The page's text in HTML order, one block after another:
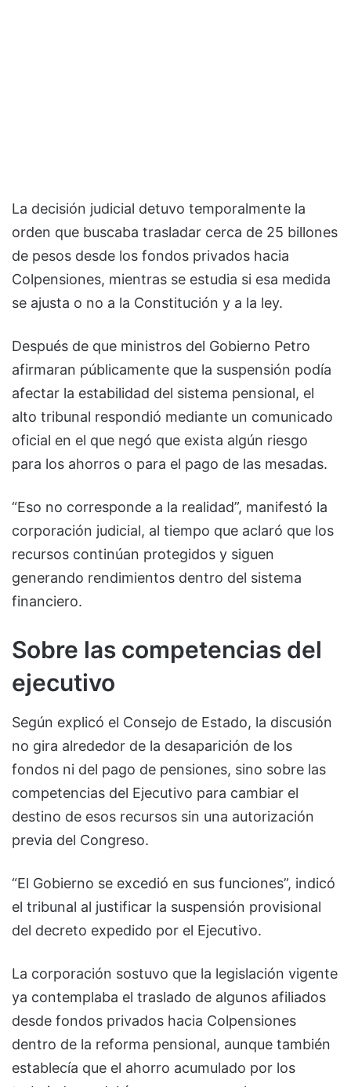
La decisión judicial detuvo temporalmente la
orden que buscaba trasladar cerca de 25 billones
de pesos desde los fondos privados hacia
Colpensiones, mientras se estudia si esa medida
se ajusta o no a la Constitución y a la ley.
Después de que ministros del Gobierno Petro
afirmaran públicamente que la suspensión podía
afectar la estabilidad del sistema pensional, el
alto tribunal respondió mediante un comunicado
oficial en el que negó que exista algún riesgo
para los ahorros o para el pago de las mesadas.
“Eso no corresponde a la realidad”, manifestó la
corporación judicial, al tiempo que aclaró que los
recursos continúan protegidos y siguen
generando rendimientos dentro del sistema
financiero.
Sobre las competencias del
ejecutivo
Según explicó el Consejo de Estado, la discusión
no gira alrededor de la desaparición de los
fondos ni del pago de pensiones, sino sobre las
competencias del Ejecutivo para cambiar el
destino de esos recursos sin una autorización
previa del Congreso.
“El Gobierno se excedió en sus funciones”, indicó
el tribunal al justificar la suspensión provisional
del decreto expedido por el Ejecutivo.
La corporación sostuvo que la legislación vigente
ya contemplaba el traslado de algunos afiliados
desde fondos privados hacia Colpensiones
dentro de la reforma pensional, aunque también
establecía que el ahorro acumulado por los